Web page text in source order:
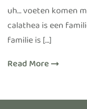
uh… voeten komen
calathea is een
familie is […]
Read More